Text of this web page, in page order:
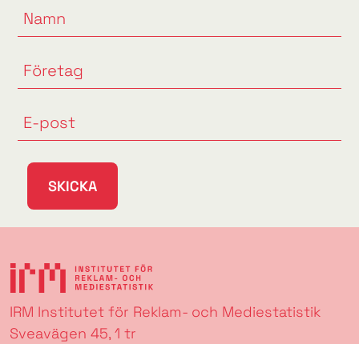
SKICKA
IRM Institutet för Reklam- och Mediestatistik
Sveavägen 45, 1 tr